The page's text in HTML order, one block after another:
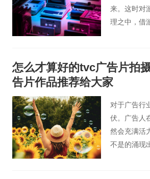
来。这时对
理之中，借
顺理成章的
大多数广告
陷入一种“明
忽视了广告
桃花谷影视
下360游戏
怎么才算好的tvc广告片拍
告片作品推荐给大家
对于广告行
伏。广告人
然会充满活
不是的涌现